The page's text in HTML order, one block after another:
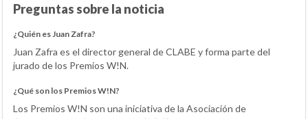
Preguntas sobre la noticia
¿Quién es Juan Zafra?
Juan Zafra es el director general de CLABE y forma parte del
jurado de los Premios W!N.
¿Qué son los Premios W!N?
Los Premios W!N son una iniciativa de la Asociación de